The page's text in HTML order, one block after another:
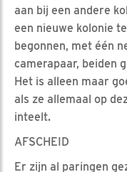
aan bij een andere
een nieuwe kolonie
begonnen, met één
camerapaar, beiden
Het is alleen maar
als ze allemaal op
inteelt.
AFSCHEID
Er zijn al paringen